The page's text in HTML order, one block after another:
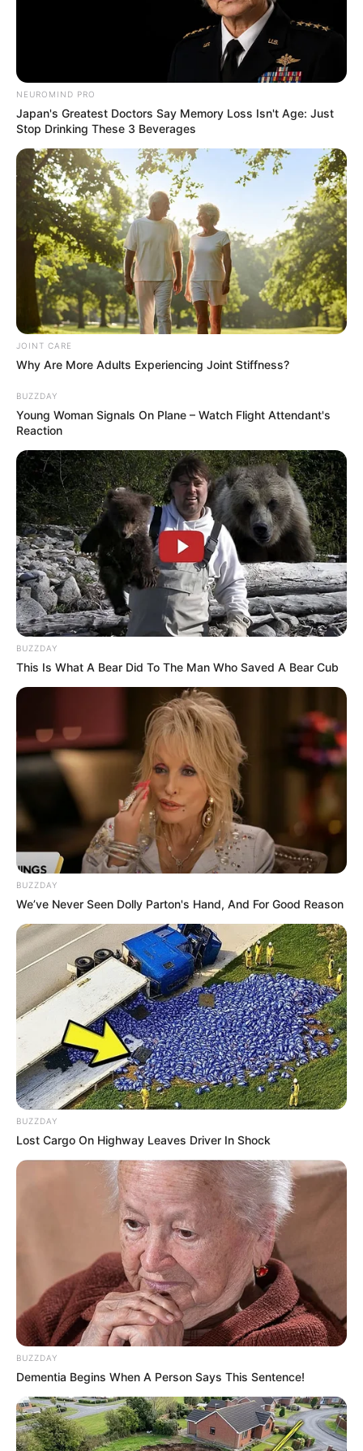
NEUROMIND PRO
Japan's Greatest Doctors Say Memory Loss Isn't Age: Just
Stop Drinking These 3 Beverages
JOINT CARE
Why Are More Adults Experiencing Joint Stiffness?
BUZZDAY
Young Woman Signals On Plane – Watch Flight Attendant's
Reaction
BUZZDAY
This Is What A Bear Did To The Man Who Saved A Bear Cub
BUZZDAY
We’ve Never Seen Dolly Parton's Hand, And For Good Reason
BUZZDAY
Lost Cargo On Highway Leaves Driver In Shock
BUZZDAY
Dementia Begins When A Person Says This Sentence!